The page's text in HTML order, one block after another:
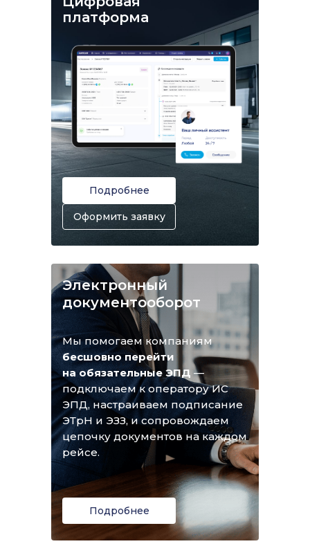
Подробнее
Оформить заявку
платформа
Электронный
документооборот
Подробнее
Мы помогаем компаниям
бесшовно перейти
на обязательные ЭПД —
подключаем к оператору ИС
ЭПД, настраиваем подписание
ЭТрН и ЭЗЗ, и сопровождаем
цепочку документов на каждом
рейсе.